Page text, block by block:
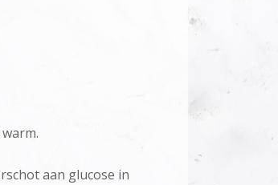
aan glucose in